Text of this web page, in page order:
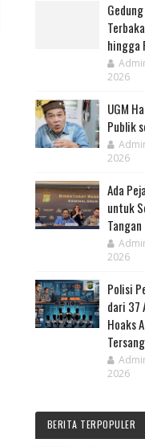
hingga
2026
UGM
Publik
2026
Ada
untuk
Tangan
2026
Polisi
dari 37
Hoaks
2026
BERITA TERPOPULER